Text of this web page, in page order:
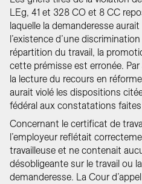
LEg, 41 et 328 CO et 8 CC
laquelle la demanderesse
l’existence d’une
répartition du travail, la
cette prémisse est erronée.
la lecture du recours en
aurait violé les dispositions
fédéral aux constatations faites
Concernant le certificat de
l’employeur reflétait
travailleuse et ne contenait
désobligeante sur le travail ou
demanderesse. La Cour